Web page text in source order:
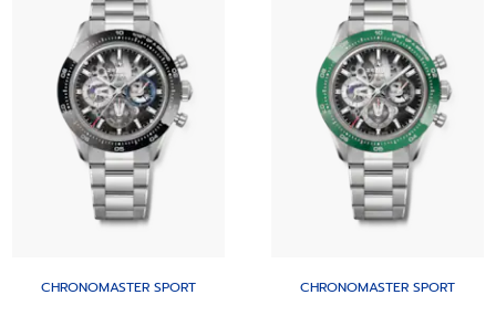
CHRONOMASTER SPORT CHRONOMASTER SPORT